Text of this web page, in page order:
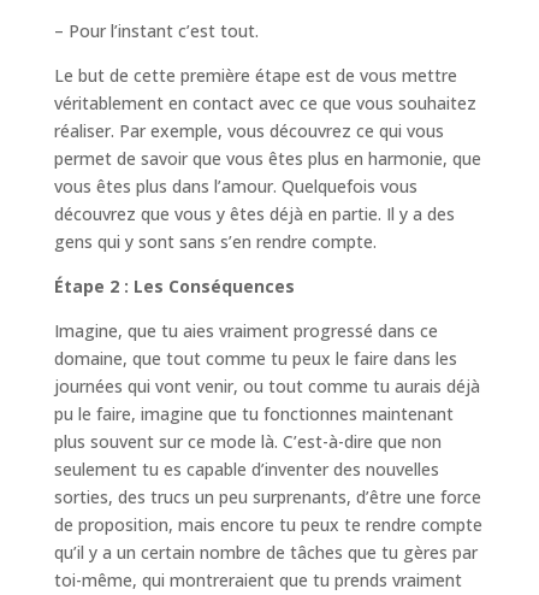
– Pour l’instant c’est tout.
Le but de cette première étape est de vous mettre
véritablement en contact avec ce que vous souhaitez
réaliser. Par exemple, vous découvrez ce qui vous
permet de savoir que vous êtes plus en harmonie, que
vous êtes plus dans l’amour. Quelquefois vous
découvrez que vous y êtes déjà en partie. Il y a des
gens qui y sont sans s’en rendre compte.
Étape 2 : Les Conséquences
Imagine, que tu aies vraiment progressé dans ce
domaine, que tout comme tu peux le faire dans les
journées qui vont venir, ou tout comme tu aurais déjà
pu le faire, imagine que tu fonctionnes maintenant
plus souvent sur ce mode là. C’est-à-dire que non
seulement tu es capable d’inventer des nouvelles
sorties, des trucs un peu surprenants, d’être une force
de proposition, mais encore tu peux te rendre compte
qu’il y a un certain nombre de tâches que tu gères par
toi-même, qui montreraient que tu prends vraiment